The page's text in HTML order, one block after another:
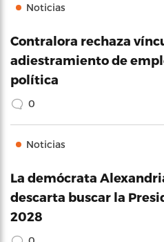
Noticias
Contralora rechaza
adiestramiento de
política
0
Noticias
La demócrata
descarta buscar la
2028